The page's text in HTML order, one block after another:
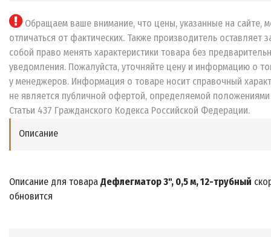
Обращаем ваше внимание, что цены, указанные на сайте,
отличаться от фактических. Также производитель оставляет
собой право менять характеристики товара без
уведомления. Пожалуйста, уточняйте цену и информацию о
у менеджеров. Информация о товаре носит справочный
не является публичной офертой, определяемой положениями
Статьи 437 Гражданского Кодекса Российской Федерации.
Описание
Описание для товара Дефлегматор 3", 0,5 м, 12-трубный
обновится